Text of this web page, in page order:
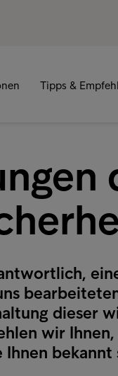
Tipps &
dieser
wir